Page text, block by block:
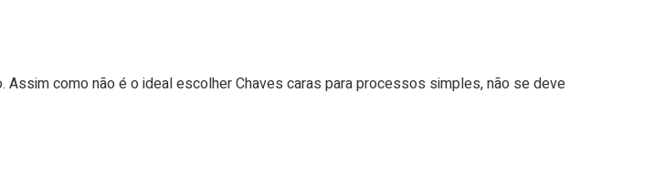
como não é o ideal escolher Chaves caras para processos simples, não se deve